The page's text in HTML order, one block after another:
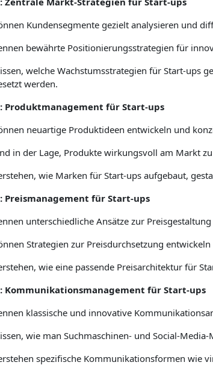
Kundensegmente gezielt analysieren und
bewährte Positionierungsstrategien für
welche Wachstumsstrategien für Start-ups
werden.
Produktmanagement für Start-ups
neuartige Produktideen entwickeln und
in der Lage, Produkte wirkungsvoll am Markt
wie Marken für Start-ups aufgebaut,
Preismanagement für Start-ups
unterschiedliche Ansätze zur
Strategien zur Preisdurchsetzung
wie eine passende Preisarchitektur für
Kommunikationsmanagement für Start-ups
klassische und innovative
wie man Suchmaschinen- und Social-
spezifische Kommunikationsformen wie